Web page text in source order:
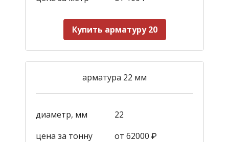
Купить арматуру 20
арматура 22 мм
диаметр, мм
22
цена за тонну
от 62000 ₽